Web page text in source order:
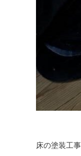
床の塗装工